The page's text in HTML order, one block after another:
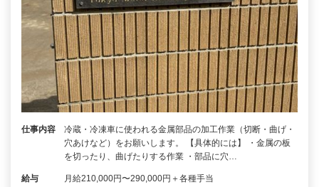
仕事内容
冷蔵・冷凍車に使われる金属部品の加工作業（切断・曲げ・
穴あけなど）をお願いします。 【具体的には】 ・金属の板
を切ったり、曲げたりする作業 ・部品に穴…
給与 月給210,000円〜290,000円＋各種手当